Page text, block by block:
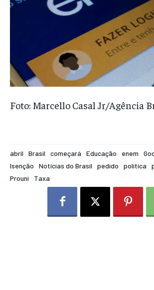
Foto: Marcello Casal Jr/Agência
abril Brasil começará Educação enem
Isenção
Notícias do Brasil pedido política
Prouni
Taxa